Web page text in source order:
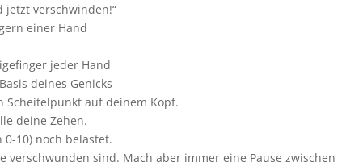
jetzt verschwinden!“
einer Hand
jeder Hand
deines Genicks
auf deinem Kopf.
deine Zehen.
10) noch belastet.
sind. Mach aber immer eine Pause zwischen